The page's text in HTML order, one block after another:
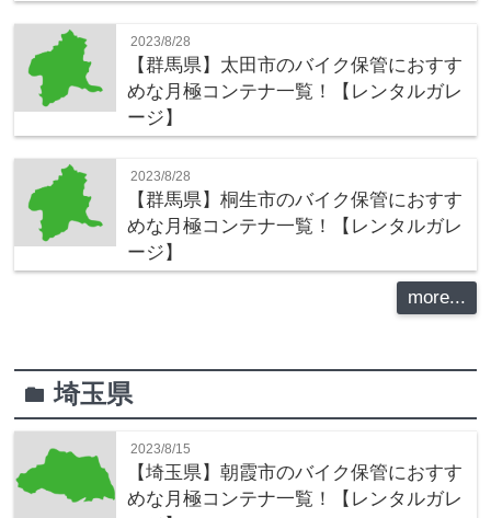
2023/8/28
【群馬県】太田市のバイク保管におすす
めな月極コンテナ一覧！【レンタルガレ
ージ】
2023/8/28
【群馬県】桐生市のバイク保管におすす
めな月極コンテナ一覧！【レンタルガレ
ージ】
more...
folder埼玉県
2023/8/15
【埼玉県】朝霞市のバイク保管におすす
めな月極コンテナ一覧！【レンタルガレ